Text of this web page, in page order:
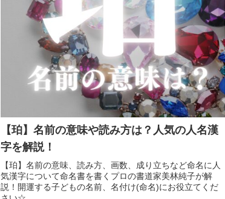
【珀】名前の意味や読み方は？人気の人名漢
字を解説！
【珀】名前の意味、読み方、画数、成り立ちなど命名に人
気漢字について命名書を書くプロの書道家美林純子が解
説！開運する子どもの名前、名付け(命名)にお役立てくだ